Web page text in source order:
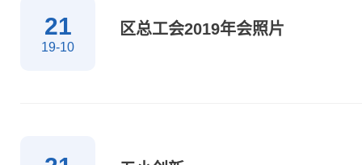
21
19-10
区总工会2019年会照片